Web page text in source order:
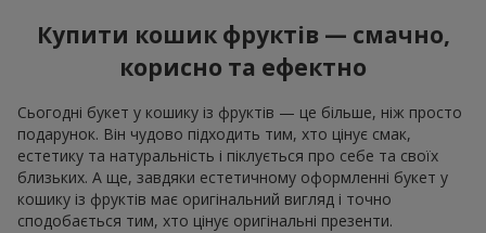
Купити кошик фруктів — смачно,
корисно та ефектно
Сьогодні букет у кошику із фруктів — це більше, ніж просто
подарунок. Він чудово підходить тим, хто цінує смак,
естетику та натуральність і піклується про себе та своїх
близьких. А ще, завдяки естетичному оформленні букет у
кошику із фруктів має оригінальний вигляд і точно
сподобається тим, хто цінує оригінальні презенти.